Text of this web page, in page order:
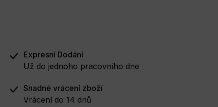
Expresní Dodání
Už do jednoho pracovního dne
Snadné vrácení zboží
Vrácení do 14 dnů